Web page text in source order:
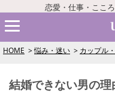
恋愛・仕事・ここ
HOME 悩み・迷い カップル
結婚できない男の